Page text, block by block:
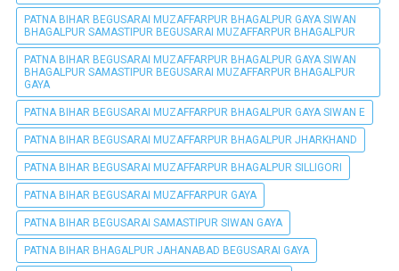
PATNA BIHAR BEGUSARAI MUZAFFARPUR BHAGALPUR GAYA SIWAN
BHAGALPUR SAMASTIPUR BEGUSARAI MUZAFFARPUR BHAGALPUR
PATNA BIHAR BEGUSARAI MUZAFFARPUR BHAGALPUR GAYA SIWAN
BHAGALPUR SAMASTIPUR BEGUSARAI MUZAFFARPUR BHAGALPUR
GAYA
PATNA BIHAR BEGUSARAI MUZAFFARPUR BHAGALPUR GAYA SIWAN E
PATNA BIHAR BEGUSARAI MUZAFFARPUR BHAGALPUR JHARKHAND
PATNA BIHAR BEGUSARAI MUZAFFARPUR BHAGALPUR SILLIGORI
PATNA BIHAR BEGUSARAI MUZAFFARPUR GAYA
PATNA BIHAR BEGUSARAI SAMASTIPUR SIWAN GAYA
PATNA BIHAR BHAGALPUR JAHANABAD BEGUSARAI GAYA